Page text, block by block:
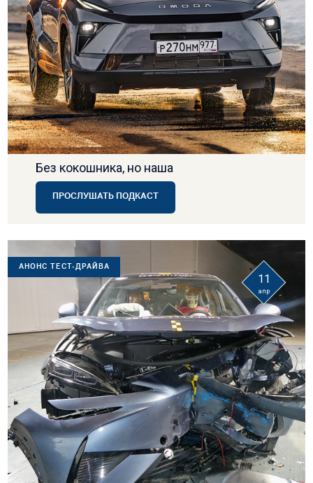
Без кокошника, но наша
ПРОСЛУШАТЬ ПОДКАСТ
АНОНС ТЕСТ-ДРАЙВА
11
апр